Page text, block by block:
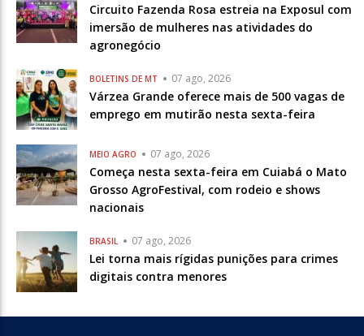
Circuito Fazenda Rosa estreia na Exposul com
imersão de mulheres nas atividades do
agronegócio
BOLETINS DE MT 07 ago, 2026
Várzea Grande oferece mais de 500 vagas de
emprego em mutirão nesta sexta-feira
MEIO AGRO 07 ago, 2026
Começa nesta sexta-feira em Cuiabá o Mato
Grosso AgroFestival, com rodeio e shows
nacionais
BRASIL 07 ago, 2026
Lei torna mais rígidas punições para crimes
digitais contra menores